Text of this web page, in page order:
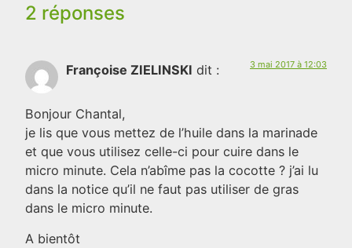
2 réponses
Françoise ZIELINSKI dit : 3 mai 2017 à 12:03
Bonjour Chantal,
je lis que vous mettez de l’huile dans la marinade
et que vous utilisez celle-ci pour cuire dans le
micro minute. Cela n’abîme pas la cocotte ? j’ai lu
dans la notice qu’il ne faut pas utiliser de gras
dans le micro minute.
A bientôt